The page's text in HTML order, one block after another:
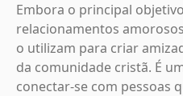
Embora o principal
relacionamentos
o utilizam para criar
da comunidade cristã. É
conectar-se com pessoas